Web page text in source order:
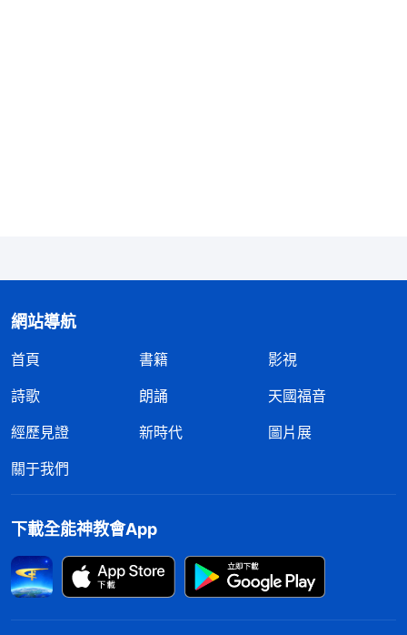
滅世那個時候的情况相比是有過之而無不及。但是不
同的是什麽呢？這也是神的心最難過的一個地方，也
在洪水滅世的時候，神可以呼召挪亞去造方舟，
個人——挪亞來為神做這一系列的事情，但是在現在
因可能在座的每一個人都知道、都清楚。這個事用不
用我説清楚啊？説出來可能有點傷面子，讓大家都難
過。有些人説了：「雖然我們不是義人，也不是在神
眼中的完全人，但是神如果吩咐我們做一樣事，我們
網站導航
首頁 書籍
影視
詩歌
朗誦
天國福音
經歷見證
新時代
圖片展
關于我們
下載全能神教會App